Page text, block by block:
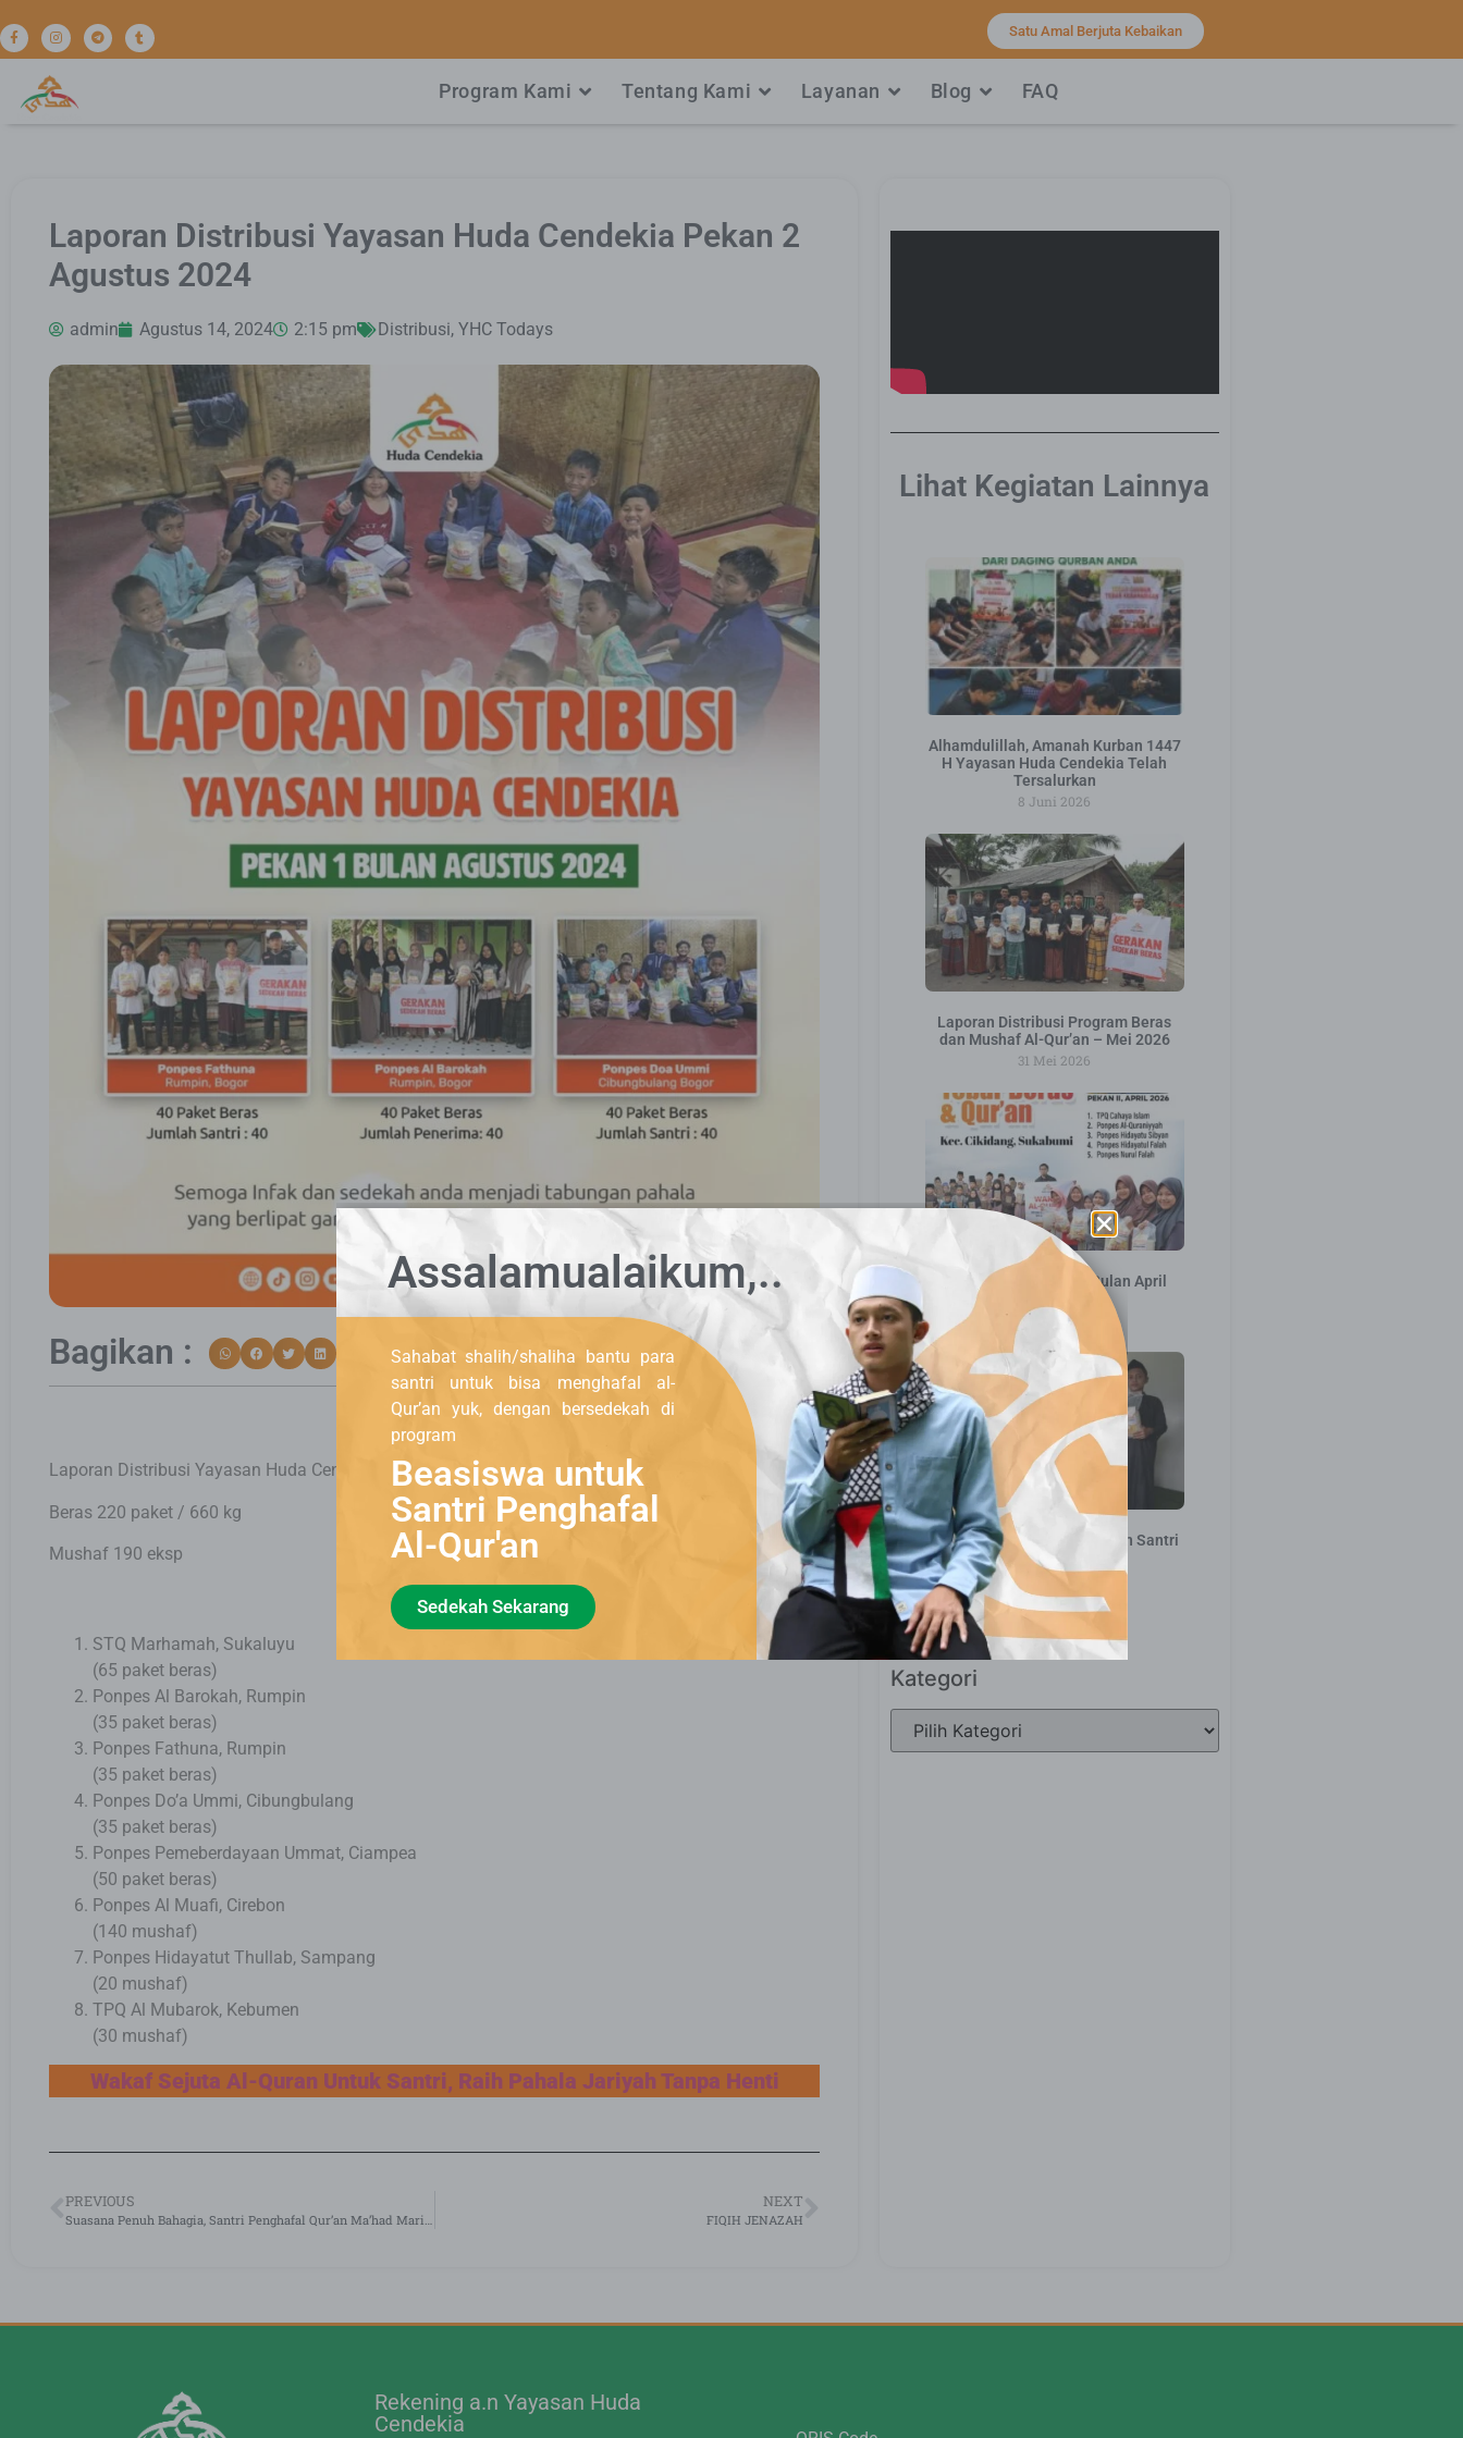
Satu Amal Berjuta Kebaikan
Program Kami Tentang Kami Layanan Blog FAQ
Laporan Distribusi Yayasan Huda Cendekia Pekan 2
Agustus 2024
admin Agustus 14, 2024 2:15 pm Distribusi, YHC Todays
Bagikan :
Laporan Distribusi Yayasan Huda Cendekia Pekan 2 Agustus 2024
Beras 220 paket / 660 kg
Mushaf 190 eksp
Lihat Kegiatan Lain
STQ Marhamah, Sukaluyu
(65 paket beras)
Ponpes Al Barokah, Rumpin
(35 paket beras)
Ponpes Fathuna, Rumpin
(35 paket beras)
Ponpes Do’a Ummi, Cibungbulang
(35 paket beras)
Ponpes Pemeberdayaan Ummat, Ciampea
(50 paket beras)
Ponpes Al Muafi, Cirebon
(140 mushaf)
Ponpes Hidayatut Thullab, Sampang
(20 mushaf)
TPQ Al Mubarok, Kebumen
(30 mushaf)
Wakaf Sejuta Al-Quran Untuk Santri, Raih Pahala Jariyah Tanpa Henti
PREVIOUS NEXT
FIQIH JENAZAH
Lihat Kegiatan Lainnya
Alhamdulillah, Amanah Kurban 1447
H Yayasan Huda Cendekia Telah
Tersalurkan
8 Juni 2026
Laporan Distribusi Program Beras
dan Mushaf Al-Qur’an – Mei 2026
31 Mei 2026
Distribusi Pekan ke 2 Bulan April
16 April 2026
Laporan Penyaluran Bantuan Santri
– 10 Maret 2026
20 Maret 2026
Kategori
Rekening a.n Yayasan Huda
Cendekia
Assalamualaikum,..
Sahabat shalih/shaliha bantu para
santri untuk bisa menghafal al-
Qur’an yuk, dengan bersedekah di
program
Beasiswa untuk
Santri Penghafal
Al-Qur'an
Sedekah Sekarang